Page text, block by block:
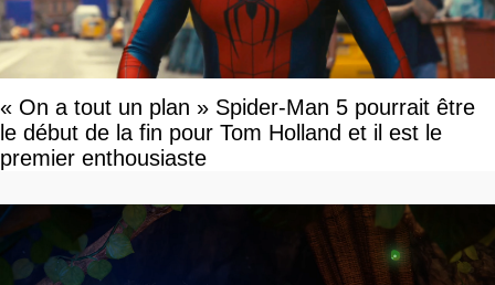
« On a tout un plan » Spider-Man 5 pourrait être
le début de la fin pour Tom Holland et il est le
premier enthousiaste